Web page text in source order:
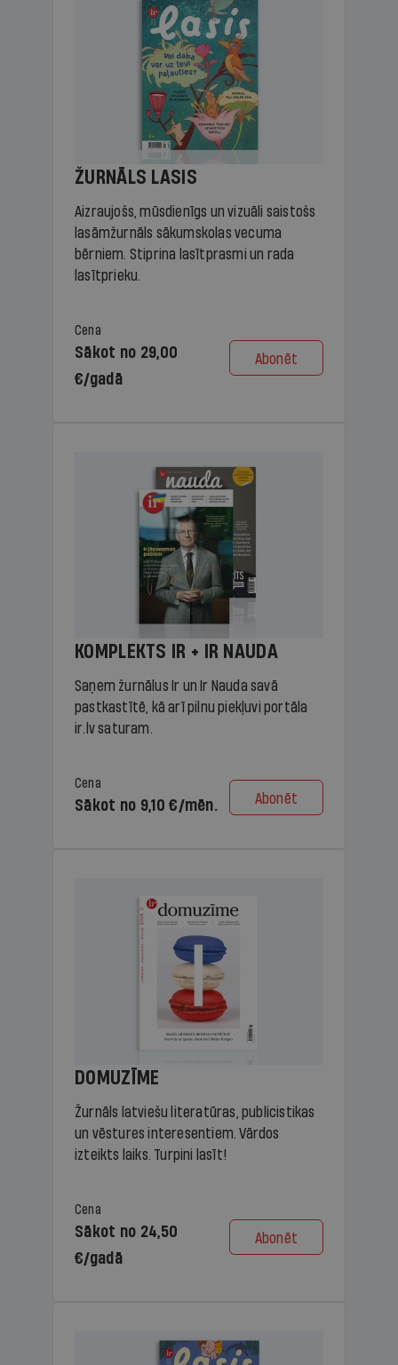
ŽURNĀLS LASIS
Aizraujošs, mūsdienīgs un vizuāli saistošs
lasāmžurnāls sākumskolas vecuma
bērniem. Stiprina lasītprasmi un rada
lasītprieku.
Cena
Sākot no 29,00
€/gadā
Abonēt
KOMPLEKTS IR + IR NAUDA
Saņem žurnālus Ir un Ir Nauda savā
pastkastītē, kā arī pilnu piekļuvi portāla
ir.lv saturam.
Cena
Sākot no 9,10 €/mēn. Abonēt
DOMUZĪME
Žurnāls latviešu literatūras, publicistikas
un vēstures interesentiem. Vārdos
izteikts laiks. Turpini lasīt!
Cena
Sākot no 24,50
€/gadā
Abonēt